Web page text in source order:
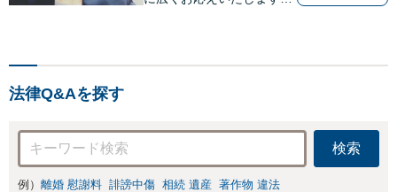
法律Q&Aを探す
検索
例） 離婚 慰謝料 誹謗中傷 相続 遺産 著作物 違法